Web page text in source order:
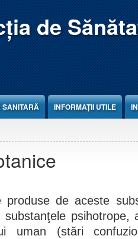
de
SANITARĂ INFORMAȚII UTILE
produse de aceste
substanţele psihotrope,
uman (stări